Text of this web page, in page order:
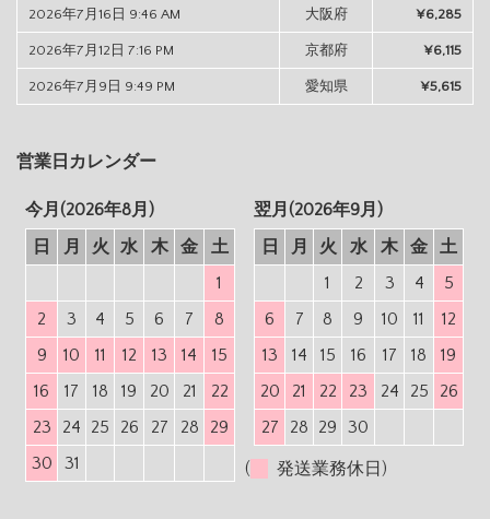
2026年7月16日 9:46 AM 大阪府 ¥6,285
2026年7月12日 7:16 PM 京都府 ¥6,115
2026年7月9日 9:49 PM 愛知県 ¥5,615
営業日カレンダー
今月(2026年8月)
日
月 火 水 木 金
土
1
2
3 4 5 6 7
8
9
10 11 12 13 14
15
16
17 18 19 20 21
22
23
24 25 26 27 28
29
30
31
翌月(2026年9月)
日
月 火 水 木 金
土
1
2 3 4
5
6
7 8 9 10 11
12
13
14 15 16 17 18
19
20
21 22 23 24 25
26
27
28 29 30
( 発送業務休日)